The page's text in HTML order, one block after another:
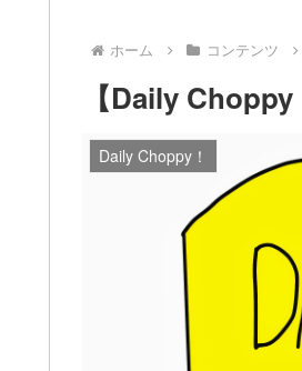
ホーム コンテンツ
【Daily
Daily Choppy！